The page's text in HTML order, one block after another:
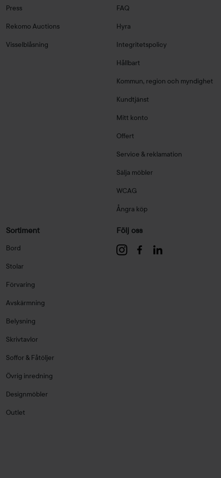
Press
Rekomo Auctions
Visselblåsning
FAQ
Hyra
Integritetspolicy
Hållbart
Kommun, region och myndighet
Kundtjänst
Mitt konto
Offert
Service & reklamation
Sälja möbler
WCAG
Ångra köp
Sortiment
Bord
Stolar
Förvaring
Avskärmning
Belysning
Skrivtavlor
Soffor & Fåtöljer
Övrig inredning
Designmöbler
Outlet
Följ oss